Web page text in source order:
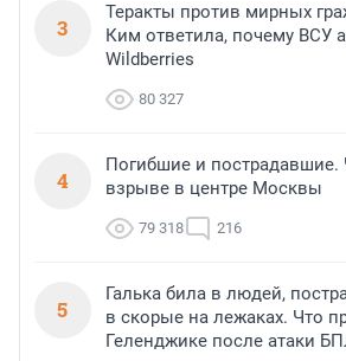
3
Теракты против мирных
Ким ответила, почему ВСУ
Wildberries
80 327
4
Погибшие и пострадавшие.
взрыве в центре Москвы
79 318 216
5
Галька била в людей,
в скорые на лежаках. Что
Геленджике после атаки